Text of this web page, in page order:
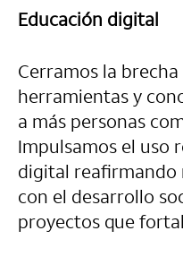
Educación digital
Cerramos la
herramientas y
a más personas
Impulsamos el uso
digital reafirmando
con el desarrollo
proyectos que